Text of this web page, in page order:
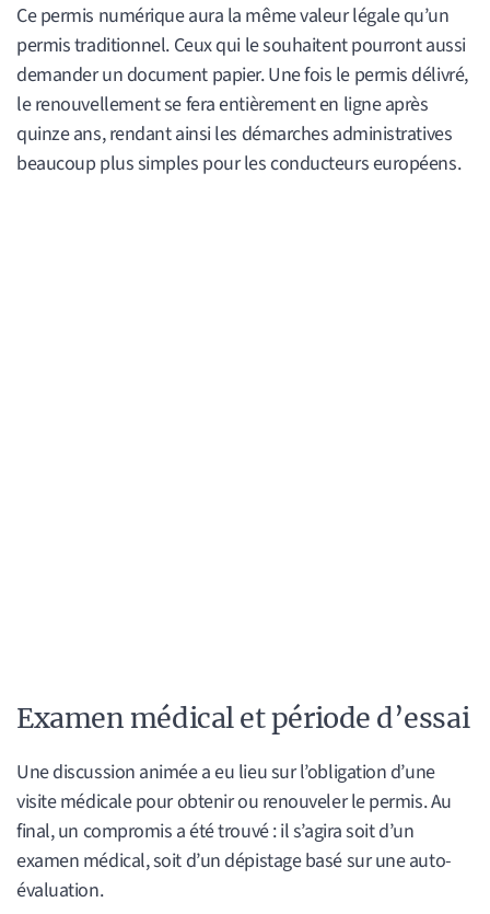
Ce permis numérique aura la même valeur légale qu’un
permis traditionnel. Ceux qui le souhaitent pourront aussi
demander un document papier. Une fois le permis délivré,
le renouvellement se fera entièrement en ligne après
quinze ans, rendant ainsi les démarches administratives
beaucoup plus simples pour les conducteurs européens.
Examen médical et période d’essai
Une discussion animée a eu lieu sur l’obligation d’une
visite médicale pour obtenir ou renouveler le permis. Au
final, un compromis a été trouvé : il s’agira soit d’un
examen médical, soit d’un dépistage basé sur une auto-
évaluation.